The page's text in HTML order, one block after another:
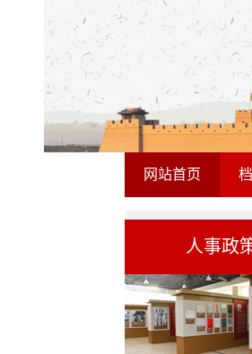
网站首页
人事政